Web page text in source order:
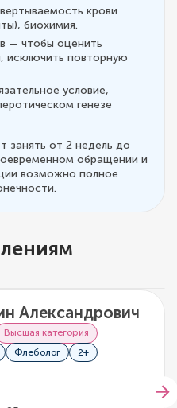
крови
биохимия.
— чтобы оценить
исключить повторную
условие,
генезе
занять от 2 недель до
обращении и
возможно полное
Александрович
Высшая категория
Флеболог 2+